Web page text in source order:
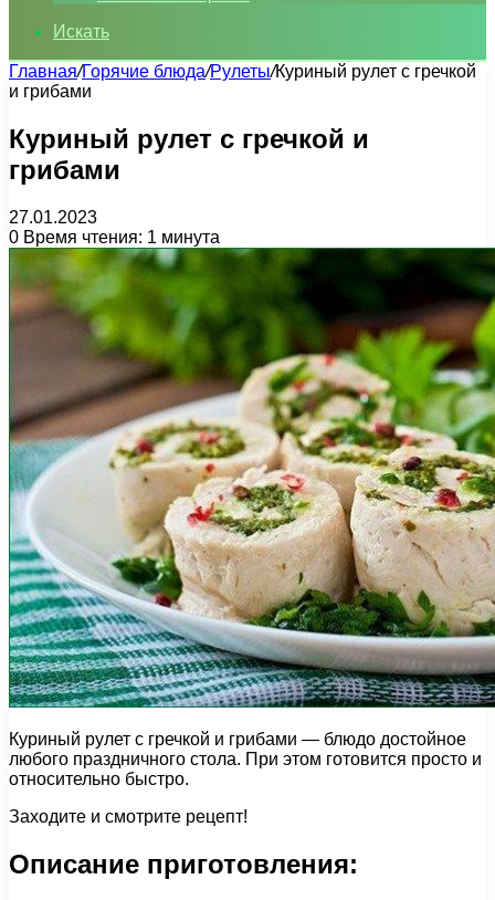
Искать
Главная/Горячие блюда/Рулеты/Куриный рулет с гречкой
и грибами
Куриный рулет с гречкой и
грибами
27.01.2023
0 Время чтения: 1 минута
Куриный рулет с гречкой и грибами — блюдо достойное
любого праздничного стола. При этом готовится просто и
относительно быстро.
Заходите и смотрите рецепт!
Описание приготовления: